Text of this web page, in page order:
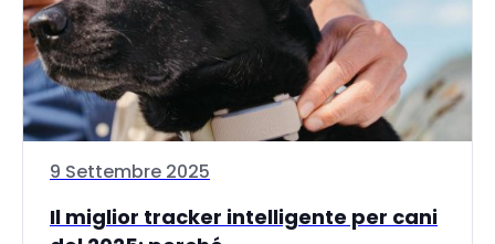
9 Settembre 2025
Il miglior tracker intelligente per cani